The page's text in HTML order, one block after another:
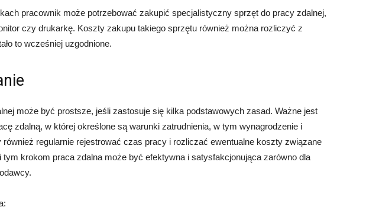
pracownik może potrzebować zakupić specjalistyczny sprzęt do pracy zdalnej,
czy drukarkę. Koszty zakupu takiego sprzętu również można rozliczyć z
to wcześniej uzgodnione.
może być prostsze, jeśli zastosuje się kilka podstawowych zasad. Ważne jest
zdalną, w której określone są warunki zatrudnienia, w tym wynagrodzenie i
również regularnie rejestrować czas pracy i rozliczać ewentualne koszty związane
tym krokom praca zdalna może być efektywna i satysfakcjonująca zarówno dla